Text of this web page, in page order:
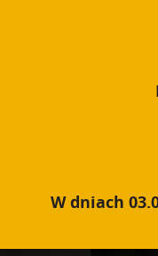
PROUDLY
W dniach